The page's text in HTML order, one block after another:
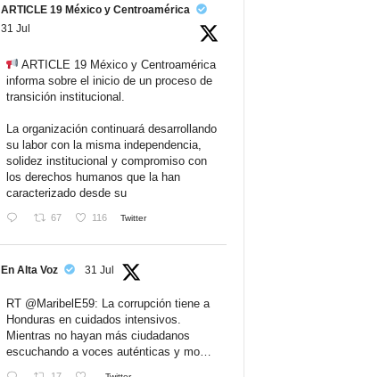
ARTICLE 19 México y Centroamérica
31 Jul
ARTICLE 19 México y Centroamérica
informa sobre el inicio de un proceso de
transición institucional.
La organización continuará desarrollando
su labor con la misma independencia,
solidez institucional y compromiso con
los derechos humanos que la han
caracterizado desde su
67 116 Twitter
En Alta Voz 31 Jul
RT @MaribelE59: La corrupción tiene a
Honduras en cuidados intensivos.
Mientras no hayan más ciudadanos
escuchando a voces auténticas y mo…